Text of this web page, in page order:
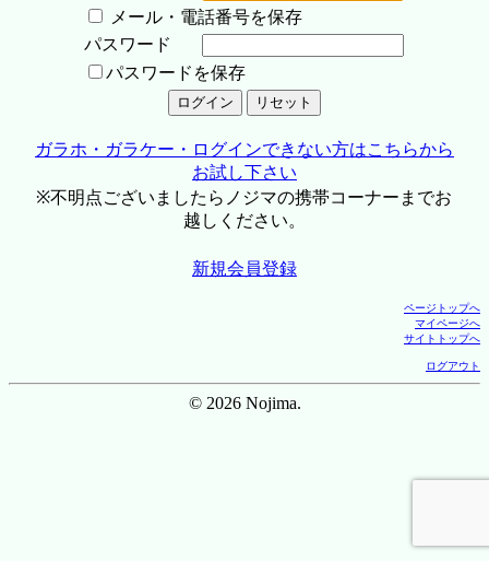
メール・電話番号を保存
パスワード
パスワードを保存
ガラホ・ガラケー・ログインできない方はこちらから
お試し下さい
※不明点ございましたらノジマの携帯コーナーまでお
越しください。
新規会員登録
ページトップへ
マイページへ
サイトトップへ
ログアウト
© 2026 Nojima.